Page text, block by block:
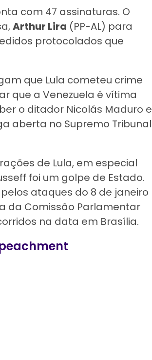
com 47 assinaturas. O
Arthur Lira (PP-AL) para
protocolados que
que Lula cometeu crime
que a Venezuela é vítima
o ditador Nicolás Maduro e
aberta no Supremo Tribunal
de Lula, em especial
foi um golpe de Estado.
ataques do 8 de janeiro
da Comissão Parlamentar
na data em Brasília.